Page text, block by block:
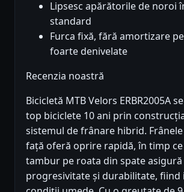
Lipsesc apărătorile de noroi
standard
Furca fixă, fără amortizare
foarte denivelate
Recenzia noastră
Bicicletă MTB Velors ERBR2005A
top biciclete 10 ani prin
sistemul de frânare hibrid.
față oferă oprire rapidă, în timp
tambur pe roata din spate asigură
progresivitate și durabilitate, fiind